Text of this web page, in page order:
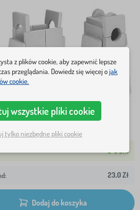
3-5 DNI
23,0 Zł
Dodaj do koszyka
z plików cookie, aby zapewnić lepsze
przeglądania. Dowiedz się więcej ojak
cookie.
wszystkie pliki cookie
tylko niezbędne pliki cookie